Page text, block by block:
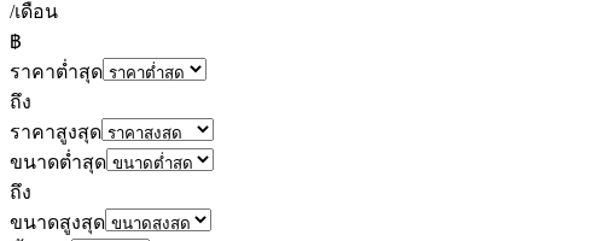
/เดือน
฿
ราคาต่ำสุด
ถึง
ราคาสูงสุด
ขนาดต่ำสุด
ถึง
ขนาดสูงสุด